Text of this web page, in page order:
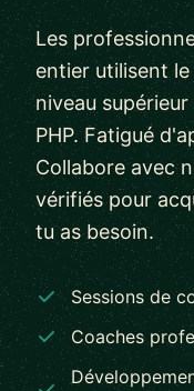
Les
entier utilisent
niveau
PHP. Fatigué
Collabore avec
vérifiés pour
tu as besoin.
Sessions de
Coaches